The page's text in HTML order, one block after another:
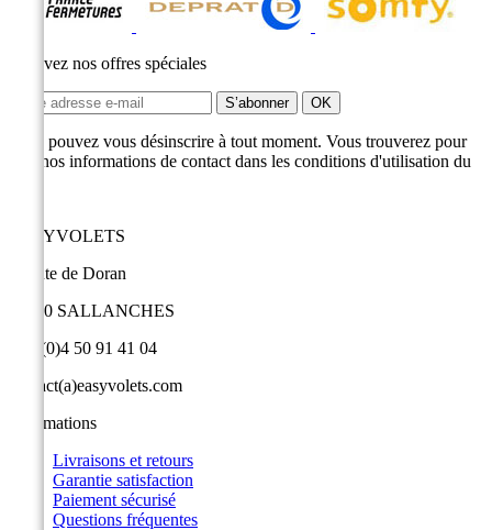
Recevez nos offres spéciales
Vous pouvez vous désinscrire à tout moment. Vous trouverez pour
cela nos informations de contact dans les conditions d'utilisation du
EASYVOLETS
9 route de Doran
74700 SALLANCHES
+33 (0)4 50 91 41 04
contact(a)easyvolets.com
Informations
Livraisons et retours
Garantie satisfaction
Paiement sécurisé
Questions fréquentes